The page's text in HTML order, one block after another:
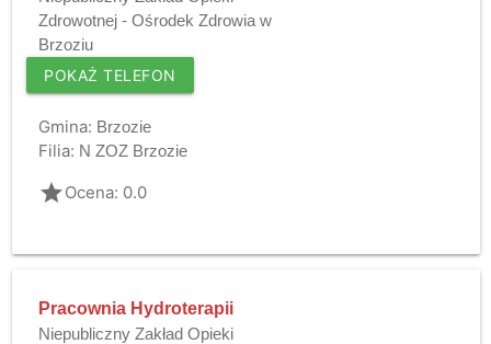
Zdrowotnej - Ośrodek Zdrowia w
Brzoziu
POKAŻ TELEFON
Gmina: Brzozie
Filia: N ZOZ Brzozie
gradeOcena: 0.0
Pracownia Hydroterapii
Niepubliczny Zakład Opieki